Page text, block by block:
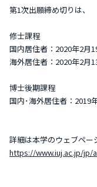
第1次出願締め切りは、
修士課程
国内居住者：2020年2月
海外居住者：2020年2月
博士後期課程
国内･海外居住者：2019
詳細は本学のウェブペー
https://www.iuj.ac.jp/jp/